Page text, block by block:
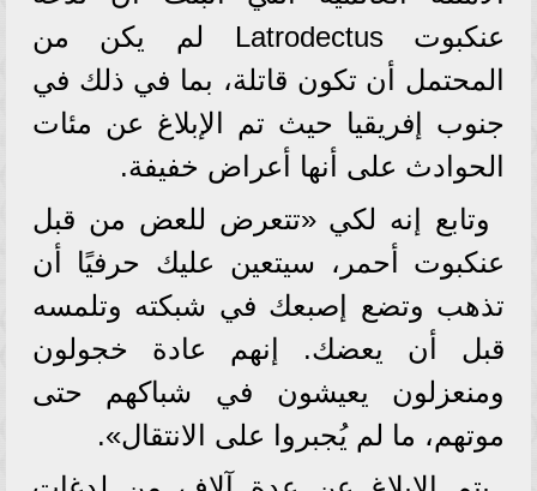
عنكبوت Latrodectus لم يكن من
المحتمل أن تكون قاتلة، بما في ذلك في
جنوب إفريقيا حيث تم الإبلاغ عن مئات
الحوادث على أنها أعراض خفيفة.
وتابع إنه لكي «تتعرض للعض من قبل
عنكبوت أحمر، سيتعين عليك حرفيًا أن
تذهب وتضع إصبعك في شبكته وتلمسه
قبل أن يعضك. إنهم عادة خجولون
ومنعزلون يعيشون في شباكهم حتى
موتهم، ما لم يُجبروا على الانتقال».